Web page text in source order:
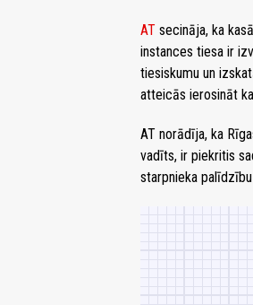
AT secināja, ka
instances tiesa ir
tiesiskumu un
atteicās ierosināt
AT norādīja, ka
vadīts, ir piekritis
starpnieka